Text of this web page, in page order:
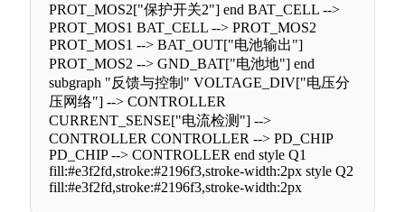
PROT_MOS2["保护开关2"] end BAT_CELL -->
PROT_MOS1 BAT_CELL --> PROT_MOS2
PROT_MOS1 --> BAT_OUT["电池输出"]
PROT_MOS2 --> GND_BAT["电池地"] end
subgraph "反馈与控制" VOLTAGE_DIV["电压分
压网络"] --> CONTROLLER
CURRENT_SENSE["电流检测"] -->
CONTROLLER CONTROLLER --> PD_CHIP
PD_CHIP --> CONTROLLER end style Q1
fill:#e3f2fd,stroke:#2196f3,stroke-width:2px style Q2
fill:#e3f2fd,stroke:#2196f3,stroke-width:2px